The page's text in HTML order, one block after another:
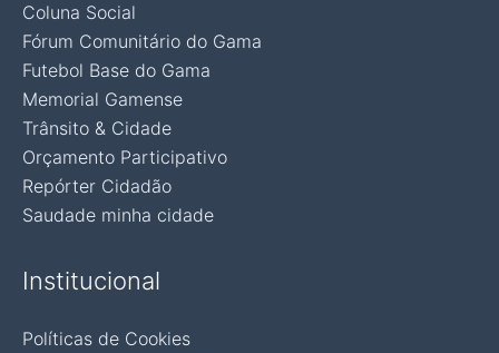
Coluna Social
Fórum Comunitário do Gama
Futebol Base do Gama
Memorial Gamense
Trânsito & Cidade
Orçamento Participativo
Repórter Cidadão
Saudade minha cidade
Institucional
Políticas de Cookies